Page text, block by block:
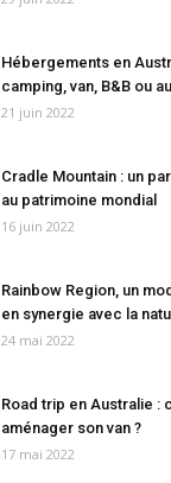
Hébergements en
camping, van, B&B ou
21 juin 2022
Cradle Mountain : un
au patrimoine mondial
16 juin 2022
Rainbow Region, un
en synergie avec la
24 mai 2022
Road trip en Australie :
aménager son van ?
17 mai 2022